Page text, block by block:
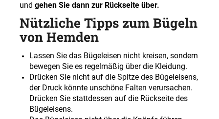
und gehen Sie dann zur Rückseite über.
Nützliche Tipps zum Bügeln
von Hemden
Lassen Sie das Bügeleisen nicht kreisen, sondern
bewegen Sie es regelmäßig über die Kleidung.
Drücken Sie nicht auf die Spitze des Bügeleisens,
der Druck könnte unschöne Falten verursachen.
Drücken Sie stattdessen auf die Rückseite des
Bügeleisens.